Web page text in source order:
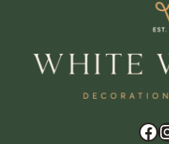
Zalo
Chat trực tiếp